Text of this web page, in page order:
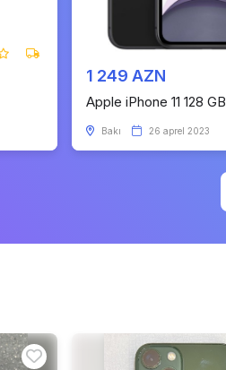
1 249 AZN
Apple iPhone 11 128 GB
Bakı 26 aprel 2023